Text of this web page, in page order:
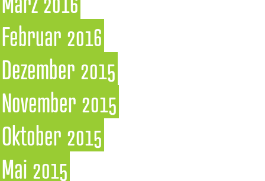
Februar 2016
Dezember 2015
November 2015
Oktober 2015
Mai 2015